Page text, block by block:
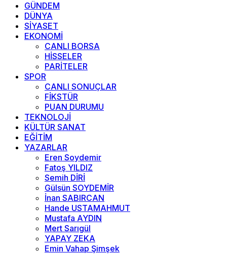
GÜNDEM
DÜNYA
SİYASET
EKONOMİ
CANLI BORSA
HİSSELER
PARİTELER
SPOR
CANLI SONUÇLAR
FİKSTÜR
PUAN DURUMU
TEKNOLOJİ
KÜLTÜR SANAT
EĞİTİM
YAZARLAR
Eren Soydemir
Fatoş YILDIZ
Semih DİRİ
Gülsün SOYDEMİR
İnan SABIRCAN
Hande USTAMAHMUT
Mustafa AYDIN
Mert Sarıgül
YAPAY ZEKA
Emin Vahap Şimşek